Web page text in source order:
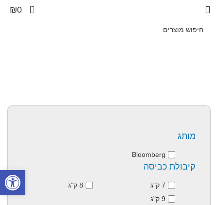
0
₪0
מותג
Bloomberg
קיבולת כביסה
7 ק"ג
8 ק"ג
9 ק"ג
פתח